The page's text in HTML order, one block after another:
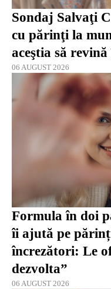
Sondaj Salvaţi
cu părinţi la
aceştia să
06 AUGUST 2026
Formula în doi
îi ajută pe
încrezători: Le
dezvolta”
06 AUGUST 2026